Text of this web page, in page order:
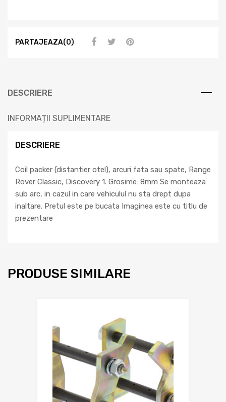
PARTAJEAZA(0)
DESCRIERE
INFORMAȚII SUPLIMENTARE
DESCRIERE
Coil packer (distantier otel), arcuri fata sau spate, Range
Rover Classic, Discovery 1. Grosime: 8mm Se monteaza
sub arc, in cazul in care vehiculul nu sta drept dupa
inaltare. Pretul este pe bucata Imaginea este cu titlu de
prezentare
PRODUSE SIMILARE